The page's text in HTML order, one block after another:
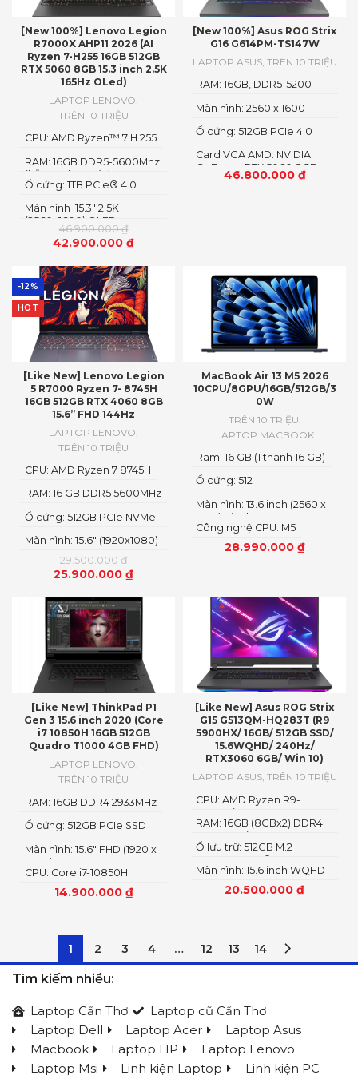
[New 100%] Lenovo Legion
R7000X AHP11 2026 (AI
Ryzen 7-H255 16GB 512GB
RTX 5060 8GB 15.3 inch 2.5K
165Hz OLed)
LAPTOP LENOVO
TRÊN 10 TRIỆU
46.900.000₫
42.900.000 ₫
Màn hình :15.3" 2.5K
(2560x1600) OLED
Ổ cứng: 1TB PCIe® 4.0
RAM: 16GB DDR5-5600Mhz
(hỗ trợ nâng cấp)
CPU: AMD Ryzen™ 7 H 255
[New 100%] Asus ROG Strix
G16 G614PM-TS147W
LAPTOP ASUS, TRÊN 10 TRIỆU
46.800.000 ₫
Card VGA AMD: NVIDIA
GeForce RTX 5060 8GB
GDDR7 AMD Radeon
Ổ cứng: 512GB PCIe 4.0
Màn hình: 2560 x 1600
(WQXGA)
RAM: 16GB, DDR5-5200
-12%
HOT
[Like New] Lenovo Legion
5 R7000 Ryzen 7- 8745H
16GB 512GB RTX 4060 8GB
15.6” FHD 144Hz
LAPTOP LENOVO
TRÊN 10 TRIỆU
29.500.000₫
25.900.000 ₫
Màn hình: 15.6" (1920x1080)
IPS, 300nits
Ổ cứng: 512GB PCIe NVMe
RAM: 16 GB DDR5 5600MHz
CPU: AMD Ryzen 7 8745H
MacBook Air 13 M5 2026
10CPU/8GPU/16GB/512GB/3
0W
TRÊN 10 TRIỆU
LAPTOP MACBOOK
28.990.000 ₫
Công nghệ CPU: M5
Màn hình: 13.6 inch (2560 x
1644) Pixels
Ổ cứng: 512
Ram: 16 GB (1 thanh 16 GB)
[Like New] ThinkPad P1
Gen 3 15.6 inch 2020 (Core
i7 10850H 16GB 512GB
Quadro T1000 4GB FHD)
LAPTOP LENOVO,
TRÊN 10 TRIỆU
14.900.000 ₫
CPU: Core i7-10850H
Processor
Màn hình: 15.6″ FHD (1920 x
1080) IPS
Ổ cứng: 512GB PCIe SSD
RAM: 16GB DDR4 2933MHz
[Like New] Asus ROG Strix
G15 G513QM-HQ283T (R9
5900HX/ 16GB/ 512GB SSD/
15.6WQHD/ 240Hz/
RTX3060 6GB/ Win 10)
LAPTOP ASUS, TRÊN 10 TRIỆU
20.500.000 ₫
Màn hình: 15.6 inch WQHD
(2560 × 1440) IPS level.
Non-Glare, 245Hz
Ổ lưu trữ: 512GB M.2
NVMe™ PCIe® 3.0 SSD
RAM: 16GB (8GBx2) DDR4
3200MHz (2x SO-DIMM
socket, up to 64GB
CPU: AMD Ryzen R9-
5900H (8 cores, up to
4.6GHz)
1 2 3 4 … 12 13 14
Tìm kiếm nhiều:
Laptop Cần Thơ
Laptop cũ Cần Thơ
Laptop Dell
Laptop Acer
Laptop Asus
Macbook
Laptop HP
Laptop Lenovo
Laptop Msi
Linh kiện Laptop
Linh kiện PC